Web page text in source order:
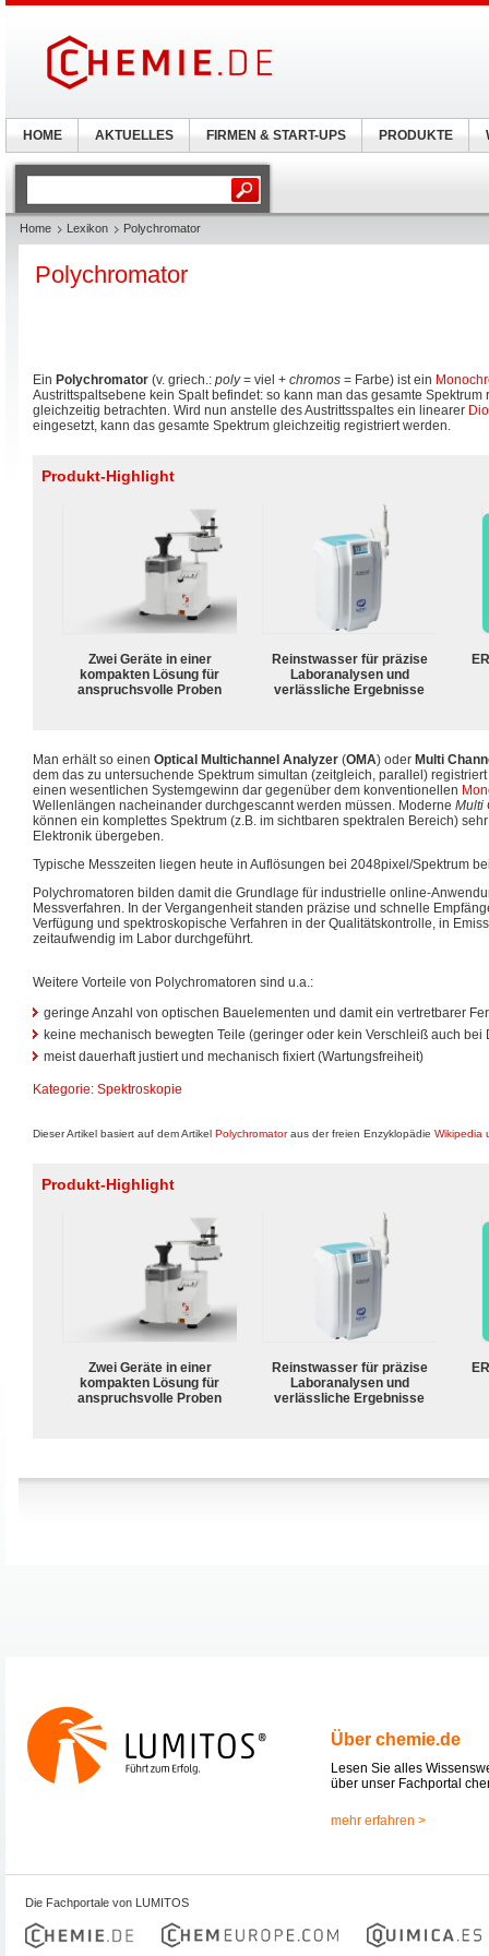
Home Lexikon Polychromator
Polychromator
Ein Polychromator (v. griech.: poly= viel + chromos = Farbe) ist ein
Austrittspaltsebene kein Spalt befindet: so kann man das gesamte Spektrum
gleichzeitig betrachten. Wird nun anstelle des Austrittsspaltes ein linearer
eingesetzt, kann das gesamte Spektrum gleichzeitig registriert werden.
Produkt-Highlight
Zwei Geräte in einer
kompakten Lösung für
anspruchsvolle Proben
Reinstwasser für präzise
Laboranalysen und
verlässliche Ergebnisse
Man erhält so einen Optical Multichannel Analyzer (OMA) oder Multi
dem das zu untersuchende Spektrum simultan (zeitgleich, parallel)
einen wesentlichen Systemgewinn dar gegenüber dem konventionellen
Wellenlängen nacheinander durchgescannt werden müssen. Moderne Multi
können ein komplettes Spektrum (z.B. im sichtbaren spektralen Bereich)
Elektronik übergeben.
Typische Messzeiten liegen heute in Auflösungen bei 2048pixel/Spektrum
Polychromatoren bilden damit die Grundlage für industrielle online-
Messverfahren. In der Vergangenheit standen präzise und schnelle
Verfügung und spektroskopische Verfahren in der Qualitätskontrolle, in
zeitaufwendig im Labor durchgeführt.
Weitere Vorteile von Polychromatoren sind u.a.:
geringe Anzahl von optischen Bauelementen und damit ein vertretbarer
keine mechanisch bewegten Teile (geringer oder kein Verschleiß auch bei
meist dauerhaft justiert und mechanisch fixiert (Wartungsfreiheit)
Kategorie: Spektroskopie
Dieser Artikel basiert auf dem Artikel Polychromatoraus der freien Enzyklopädie Wikipedia
Produkt-Highlight
Zwei Geräte in einer
kompakten Lösung für
anspruchsvolle Proben
Reinstwasser für präzise
Laboranalysen und
verlässliche Ergebnisse
Über chemie.de
Lesen Sie alles
über unser Fachportal
mehr erfahren >
Die Fachportale von LUMITOS
HOME AKTUELLES FIRMEN & START-UPS PRODUKTE